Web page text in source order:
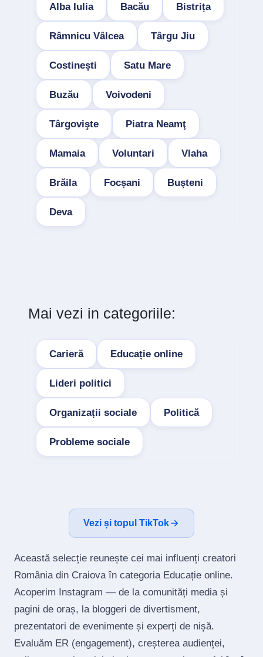
Alba Iulia Bacău Bistrița
Râmnicu Vâlcea Târgu Jiu
Costinești Satu Mare
Buzău Voivodeni
Târgovişte Piatra Neamţ
Mamaia Voluntari Vlaha
Brăila Focșani Buşteni
Deva
Mai vezi in categoriile:
Carieră Educație online
Lideri politici
Organizații sociale Politică
Probleme sociale
Vezi și topul TikTok
Această selecție reunește cei mai influenți creatori
România din Craiova în categoria Educație online.
Acoperim Instagram — de la comunități media și
pagini de oraș, la bloggeri de divertisment,
prezentatori de evenimente și experți de nișă.
Evaluăm ER (engagement), creșterea audienței,